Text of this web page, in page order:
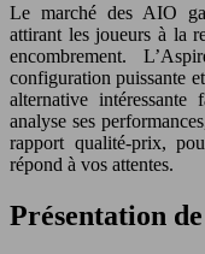
Le marché des AIO
attirant les joueurs à la
encombrement.
configuration puissante
alternative
analyse ses
rapport qualité-prix,
répond à vos attentes.
Présentation